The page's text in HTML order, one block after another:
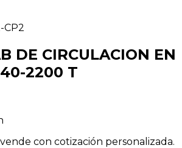
CP2
DE CIRCULACION EN
2200 T
con cotización personalizada.